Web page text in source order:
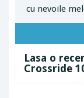
cu nevoile
Lasa o
Crossride